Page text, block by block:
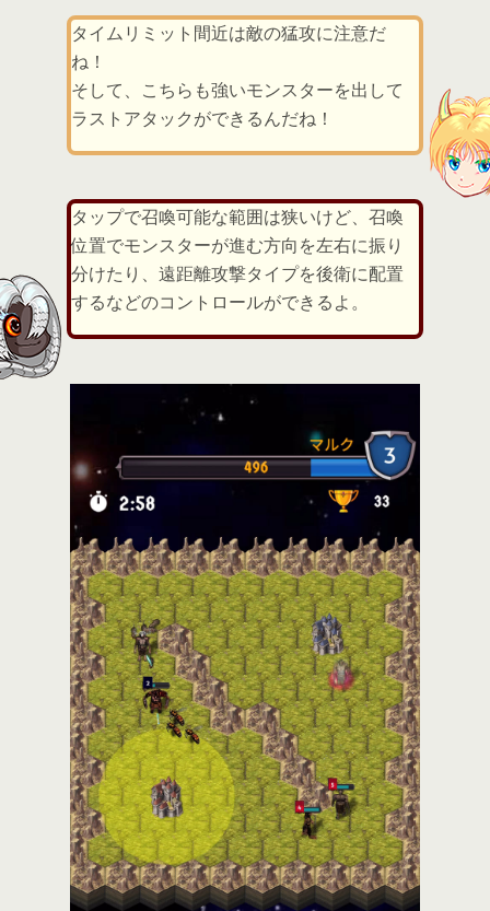
タイムリミット間近は敵の猛攻に注意だ
ね！
そして、こちらも強いモンスターを出して
ラストアタックができるんだね！
タップで召喚可能な範囲は狭いけど、召喚
位置でモンスターが進む方向を左右に振り
分けたり、遠距離攻撃タイプを後衛に配置
するなどのコントロールができるよ。